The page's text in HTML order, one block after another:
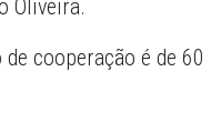
Oliveira.
cooperação é de 60